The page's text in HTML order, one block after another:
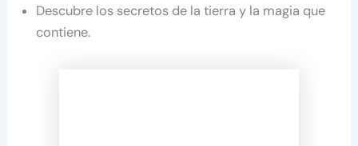
Descubre los secretos de la tierra y la magia que
contiene.